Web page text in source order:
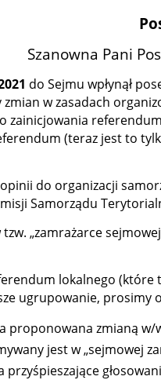
Szanowna Pani
do Sejmu wpłynął
zmian w zasadach
zainicjowania
(teraz jest to
do organizacji
Samorządu
„zamrażarce
lokalnego
ugrupowanie, prosimy
proponowana zmianą
jest w „sejmowej
przyśpieszające